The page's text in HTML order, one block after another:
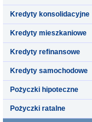
Kredyty konsolidacyjne
Kredyty mieszkaniowe
Kredyty refinansowe
Kredyty samochodowe
Pożyczki hipoteczne
Pożyczki ratalne